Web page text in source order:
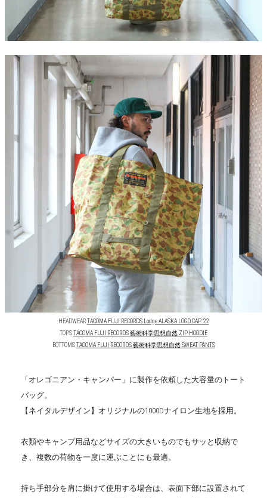
HEADWEARTACOMA FUJI RECORDS Lodge ALASKA LOGO CAP '22
TOPSTACOMA FUJI RECORDS 藝術科学思想自然 ZIP HOODIE
BOTTOMSTACOMA FUJI RECORDS 藝術科学思想自然 SWEAT PANTS
「オレゴニアン・キャンパー」に製作を依頼した大容量のトート
バッグ。
【ネイタルデザイン】オリジナルの1000Dナイロン生地を採用。
衣類やキャンプ用品などサイズの大きいものでもサッと収納で
き、複数の荷物を一度に運ぶことにも最適。
持ち手部分を肩に掛けて使用する場合は、表面下部に設置されて